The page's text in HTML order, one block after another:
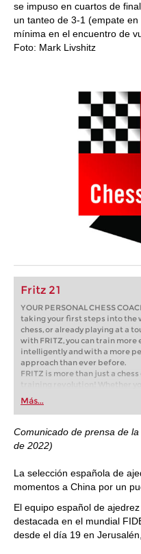
se impuso en cuartos de
un tanteo de 3-1 (empate
mínima en el encuentro de
Foto: Mark Livshitz
Fritz 21
YOUR PERSONAL CHESS
taking your first steps into the
chess, or already playing at a
with FRITZ, you can train more
intelligently and with a more
approach than ever before.
FRITZ is more than just a chess
training revolution! Whether
first steps into the world of club
playing at a tournament level:
train more efficiently,
more personalised approach
Más...
Comunicado de prensa de
de 2022)
La selección española de
momentos a China por un
El equipo español de
destacada en el mundial
desde el día 19 en